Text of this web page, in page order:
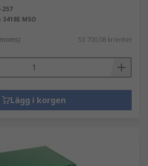
257
MSO
53 700,08 kr/enhet
Lägg i korgen